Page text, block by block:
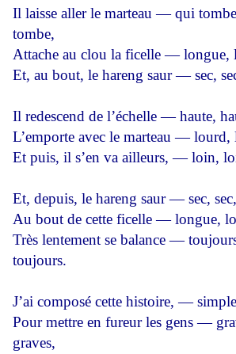
Il laisse aller le marteau — qui
tombe,
Attache au clou la ficelle — longue,
Et, au bout, le hareng saur — sec,
Il redescend de l’échelle — haute,
L’emporte avec le marteau —
Et puis, il s’en va ailleurs, — loin,
Et, depuis, le hareng saur — sec,
Au bout de cette ficelle — longue,
Très lentement se balance —
toujours.
J’ai composé cette histoire, —
Pour mettre en fureur les gens —
graves,